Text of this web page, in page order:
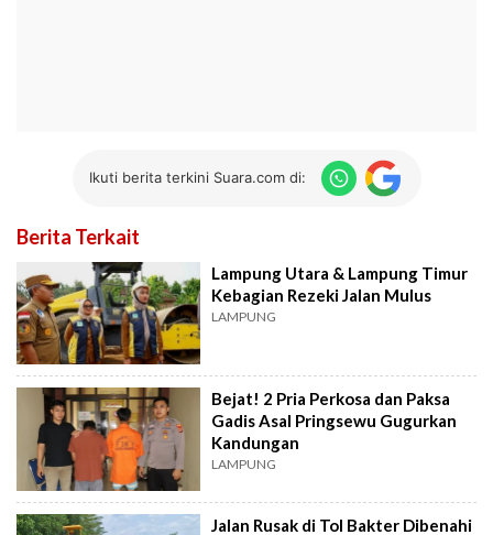
Ikuti berita terkini Suara.com di:
Berita Terkait
Lampung Utara & Lampung Timur
Kebagian Rezeki Jalan Mulus
LAMPUNG
Bejat! 2 Pria Perkosa dan Paksa
Gadis Asal Pringsewu Gugurkan
Kandungan
LAMPUNG
Jalan Rusak di Tol Bakter Dibenahi